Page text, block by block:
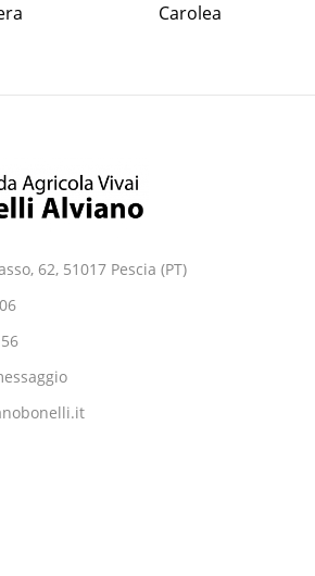
Carolea
62, 51017 Pescia (PT)